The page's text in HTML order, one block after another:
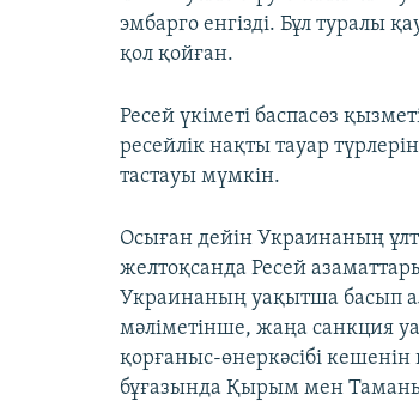
эмбарго енгізді. Бұл туралы
қол қойған.
Ресей үкіметі баспасөз
ресейлік нақты тауар
тастауы мүмкін.
Осыған дейін Украинаның
желтоқсанда Ресей
Украинаның уақытша басып
мәліметінше, жаңа санкция
қорғаныс-өнеркәсібі
бұғазында Қырым мен Тамань